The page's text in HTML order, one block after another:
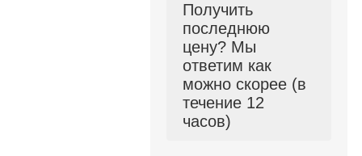
Получить
последнюю
цену? Мы
ответим как
можно скорее (в
течение 12
часов)